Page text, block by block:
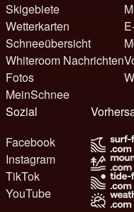
Skigebiete
Wetterkarten
Schneeübersicht
Whiteroom Nachrichten
Fotos
MeinSchnee
Sozial
Facebook
Instagram
TikTok
YouTube